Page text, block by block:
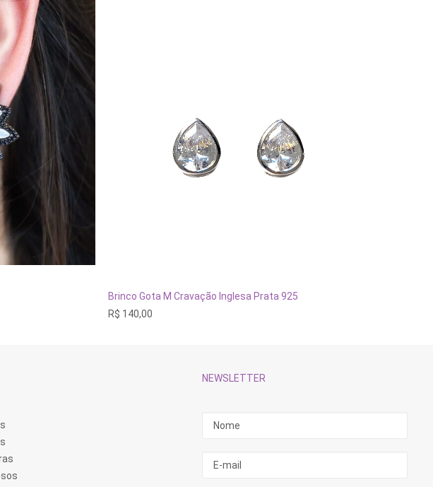
ADICIONAR AO CARRINHO
Brinco Gota M Cravação Inglesa Prata 925
R$ 140,00
NEWSLETTER